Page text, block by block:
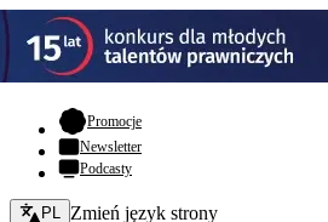
Promocje- otwiera się w nowej karcie
Newsletter
Podcasty
Zmień język - bieżący:
PL Zmień język strony